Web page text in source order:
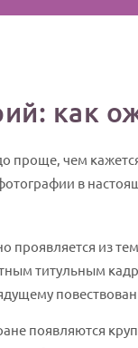
как
проще, чем
в
проявляется из
титульным
появляются